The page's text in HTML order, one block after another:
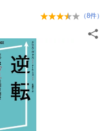
（8件）